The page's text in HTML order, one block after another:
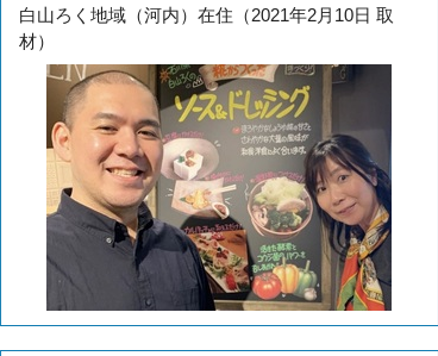
白山ろく地域（河内）在住（2021年2月10日 取
材）